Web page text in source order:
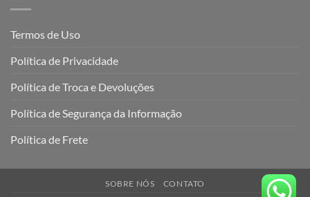
Termos de Uso
Política de Privacidade
Política de Troca e Devoluções
Política de Segurança da Informação
Política de Frete
SOBRE NÓS CONTATO